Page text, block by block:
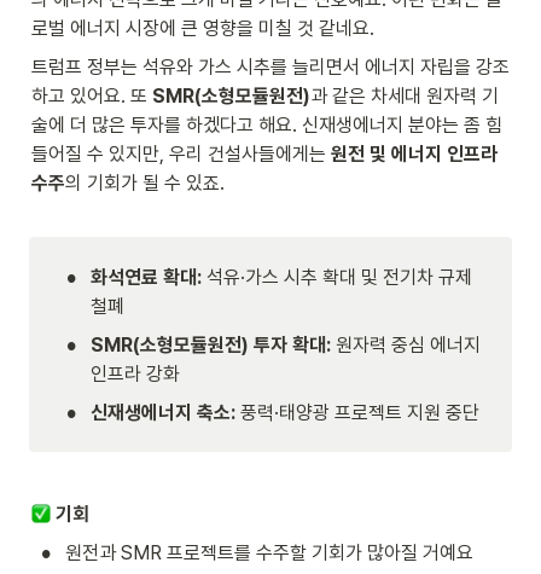
로벌 에너지 시장에 큰 영향을 미칠 것 같네요.
트럼프 정부는 석유와 가스 시추를 늘리면서 에너지 자립을 강조
하고 있어요. 또 SMR(소형모듈원전)과 같은 차세대 원자력 기
술에 더 많은 투자를 하겠다고 해요. 신재생에너지 분야는 좀 힘
들어질 수 있지만, 우리 건설사들에게는 원전 및 에너지 인프라
수주의 기회가 될 수 있죠.
• 화석연료 확대: 석유·가스 시추 확대 및 전기차 규제
철폐
• SMR(소형모듈원전) 투자 확대: 원자력 중심 에너지
인프라 강화
• 신재생에너지 축소: 풍력·태양광 프로젝트 지원 중단
기회
• 원전과 SMR 프로젝트를 수주할 기회가 많아질 거예요